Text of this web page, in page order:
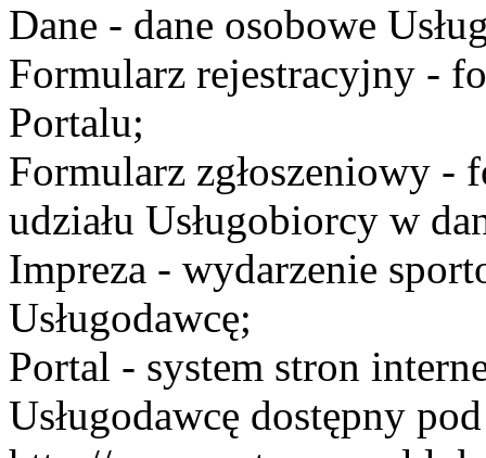
Dane - dane osobowe
Formularz rejestracyjny -
Portalu;
Formularz zgłoszeniowy -
udziału Usługobiorcy w
Impreza - wydarzenie
Usługodawcę;
Portal - system stron
Usługodawcę dostępny